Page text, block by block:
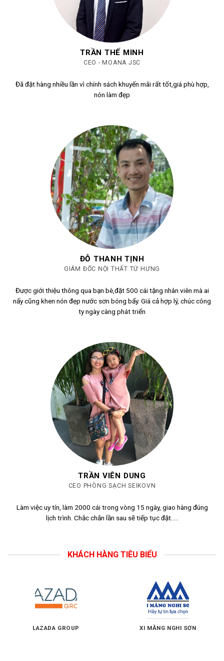
TRẦN THẾ MINH
CEO - MOANA JSC
Đã đặt hàng nhiều lần vì chính sách khuyến mãi rất tốt,giá phù hợp,
nón làm đẹp
ĐỖ THANH TỊNH
GIÁM ĐỐC NỘI THẤT TỨ HƯNG
Được giới thiệu thông qua bạn bè,đặt 500 cái tặng nhân viên mà ai
nấy cũng khen nón đẹp nước sơn bóng bẩy. Giá cả hợp lý, chúc công
ty ngày càng phát triển
TRẦN VIÊN DUNG
CEO PHÒNG SẠCH SEIKOVN
Làm việc uy tín, làm 2000 cái trong vòng 15 ngày, giao hàng đúng
lịch trình. Chắc chắn lần sau sẽ tiếp tục đặt…..
KHÁCH HÀNG TIÊU BIỂU
LAZADA GROUP XI MĂNG NGHI SƠN